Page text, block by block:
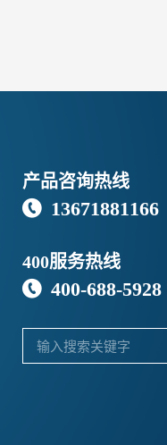
产品咨询热线
 13671881166
400服务热线
 400-688-5928